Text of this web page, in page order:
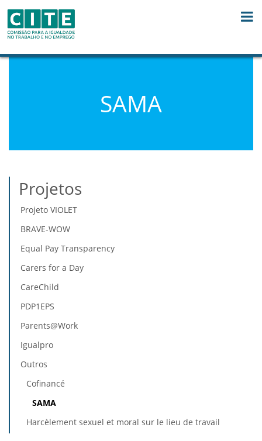
SAMA
Projetos
Projeto VIOLET
BRAVE-WOW
Equal Pay Transparency
Carers for a Day
CareChild
PDP1EPS
Parents@Work
Igualpro
Outros
Cofinancé
SAMA
Harcèlement sexuel et moral sur le lieu de travail